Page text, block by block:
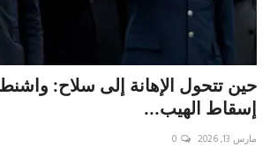
حين تتحول الإهانة إلى سلاح:
إسقاط الهيب...
مارس 13, 2026 0